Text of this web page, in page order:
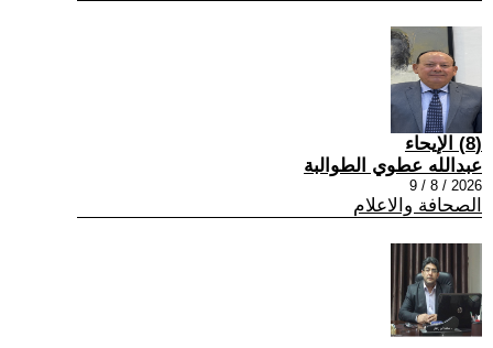
(8) الإيحاء
عبدالله عطوي الطوالبة
2026 / 8 / 9
الصحافة والاعلام